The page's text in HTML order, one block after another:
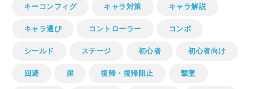
キーコンフィグ キャラ対策 キャラ解説
キャラ選び コントローラー コンボ
シールド ステージ 初心者 初心者向け
回避 崖 復帰・復帰阻止 撃墜